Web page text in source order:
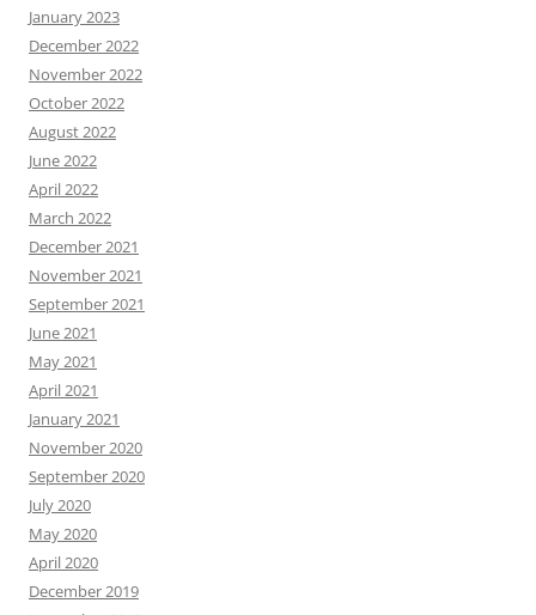
January 2023
December 2022
November 2022
October 2022
August 2022
June 2022
April 2022
March 2022
December 2021
November 2021
September 2021
June 2021
May 2021
April 2021
January 2021
November 2020
September 2020
July 2020
May 2020
April 2020
December 2019